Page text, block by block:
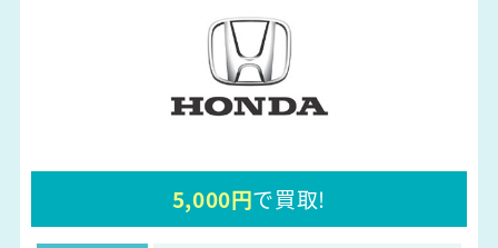
5,000円で買取!